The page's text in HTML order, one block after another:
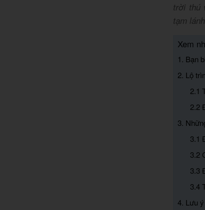
trời thú
tạm
Xem
1. Bạn
2. Lộ
2.1
2.2
3.
3.1
3.2
3.3
3.4
4. Lưu